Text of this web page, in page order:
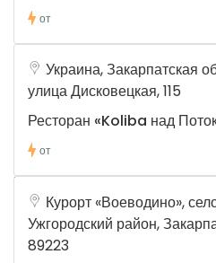
от
Украина, Закарпатская
улица Дисковецкая, 115
Ресторан «Koliba над
от
Курорт «Воеводино»,
Ужгородский район,
89223